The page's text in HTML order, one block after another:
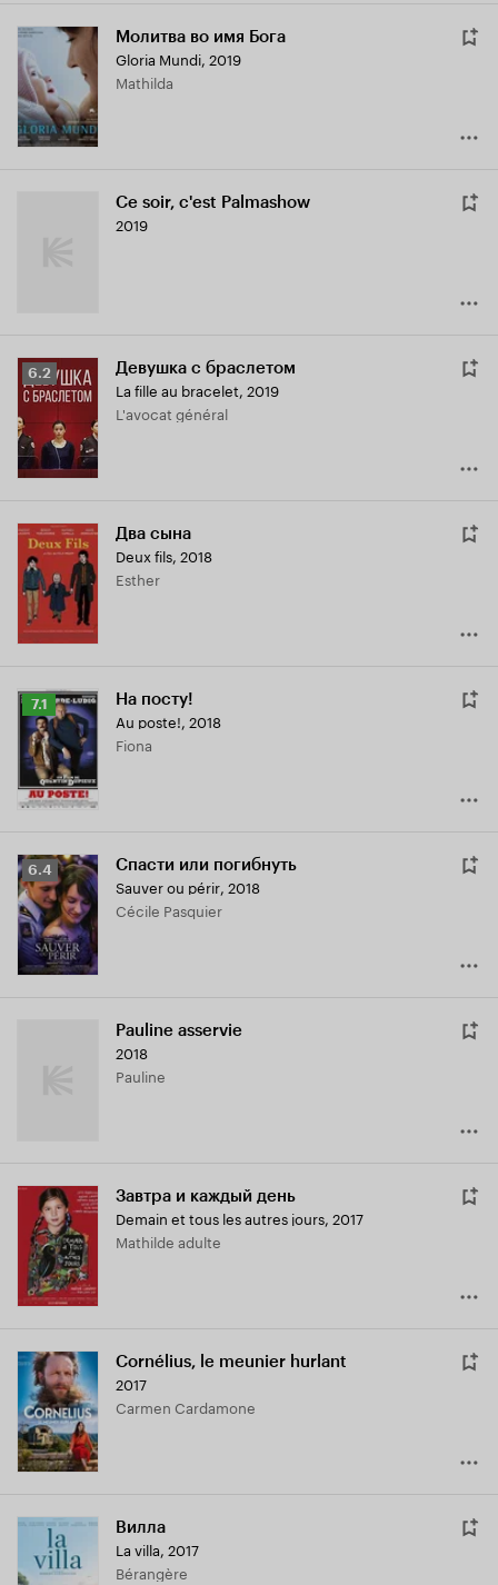
Молитва во имя Бога
Gloria Mundi, 2019
Mathilda
Ce soir, c'est Palmashow
2019
Рейтинг
Кинопоиска
6.2 Девушка с браслетом
La fille au bracelet, 2019
L'avocat général
Два сына
Deux fils, 2018
Esther
Рейтинг
Кинопоиска
7.1
7.1 На посту!
Au poste!, 2018
Fiona
Рейтинг
Кинопоиска
6.4
6.4 Спасти или погибнуть
Sauver ou périr, 2018
Cécile Pasquier
Pauline asservie
2018
Pauline
Завтра и каждый день
Demain et tous les autres jours, 2017
Mathilde adulte
Cornélius, le meunier hurlant
2017
Carmen Cardamone
Вилла
La villa, 2017
Bérangère